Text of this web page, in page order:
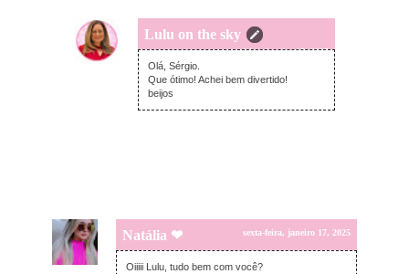
Lulu on the sky
sexta-feira, janeiro 17, 2025
Olá, Sérgio.
Que ótimo! Achei bem divertido!
beijos
Natália ❤ sexta-feira, janeiro 17, 2025
Oiiiii Lulu, tudo bem com você?